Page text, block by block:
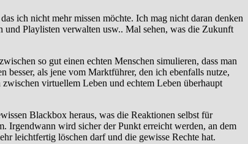
ich nicht mehr missen möchte. Ich mag nicht daran denken
und Playlisten verwalten usw.. Mal sehen, was die Zukunft
so gut einen echten Menschen simulieren, dass man
als jene vom Marktführer, den ich ebenfalls nutze,
virtuellem Leben und echtem Leben überhaupt
Blackbox heraus, was die Reaktionen selbst für
Irgendwann wird sicher der Punkt erreicht werden, an dem
leichtfertig löschen darf und die gewisse Rechte hat.